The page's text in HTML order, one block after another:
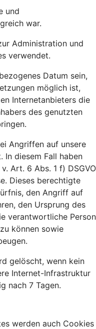
und
war.
Administration und
verwendet.
Datum sein,
möglich ist,
Internetanbieters die
des genutzten
Angriffen auf unsere
diesem Fall haben
Art. 6 Abs. 1 f) DSGVO
Dieses berechtigte
den Angriff auf
den Ursprung des
verantwortliche Person
können sowie
gelöscht, wenn kein
Internet-Infrastruktur
nach 7 Tagen.
werden auch Cookies